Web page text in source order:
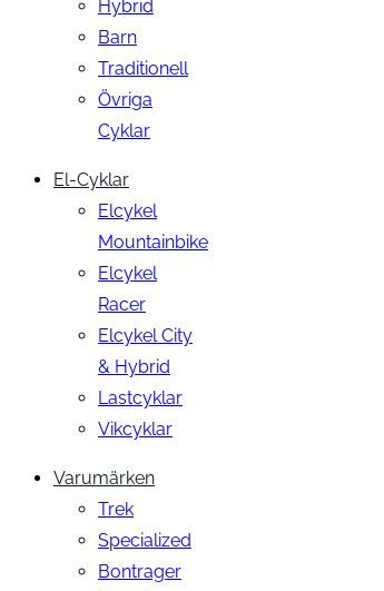
Hybrid
Barn
Traditionell
Övriga
Cyklar
El-Cyklar
Elcykel
Mountainbike
Elcykel
Racer
Elcykel City
& Hybrid
Lastcyklar
Vikcyklar
Varumärken
Trek
Specialized
Bontrager